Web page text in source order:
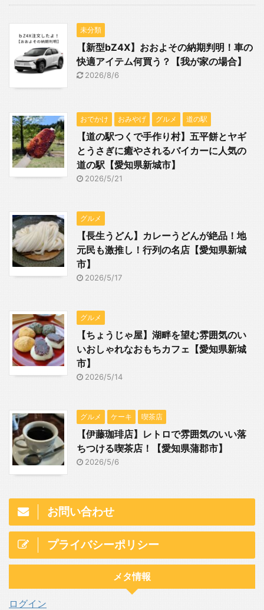
未分類
【新型bZ4X】おおよその納期判明！車の
快適アイテム何買う？【我が家の場合】
2026/8/6
おでかけ おみやげ グルメ 道の駅
【道の駅つくで手作り村】五平餅とヤギ
とうさぎに癒やされるバイカーに人気の
道の駅【愛知県新城市】
2026/5/21
グルメ
【長生うどん】カレーうどんが絶品！地
元民も激推し！行列の名店【愛知県新城
市】
2026/5/17
グルメ
【ちょうじゃ屋】湖畔を望む雰囲気のい
いおしゃれなおもちカフェ【愛知県新城
市】
2026/5/14
グルメ ケーキ 喫茶店
【伊藤珈琲店】レトロで雰囲気のいい落
ちつける喫茶店！【愛知県蒲郡市】
2026/5/6
お問い合わせ
プライバシーポリシー
メタ情報
ログイン